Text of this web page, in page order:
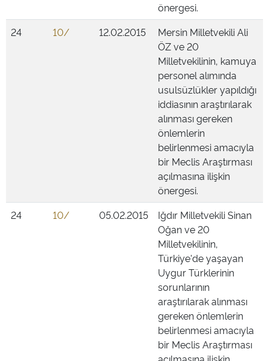
önergesi.
24
10/ 12.02.2015
Mersin Milletvekili Ali
ÖZ ve 20
Milletvekilinin, kamuya
personel alımında
usulsüzlükler yapıldığı
iddiasının araştırılarak
alınması gereken
önlemlerin
belirlenmesi amacıyla
bir Meclis Araştırması
açılmasına ilişkin
önergesi.
24
10/ 05.02.2015
Iğdır Milletvekili Sinan
Oğan ve 20
Milletvekilinin,
Türkiye'de yaşayan
Uygur Türklerinin
sorunlarının
araştırılarak alınması
gereken önlemlerin
belirlenmesi amacıyla
bir Meclis Araştırması